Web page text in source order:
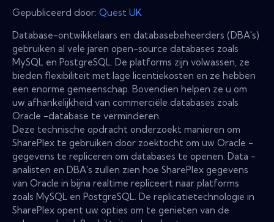
Gepubliceerd door: Quest UK
Database-ontwikkelaars en databasebeheerders (DBA's)
gebruiken al vele jaren open-source databases zoals
MySQL en PostgreSQL. De platforms zijn volwassen, ze
bieden flexibiliteit met lage licentiekosten en ze hebben
een enorme gemeenschap. Bovendien helpen ze u om
uw afhankelijkheid van commerciële databases zoals
Oracle -database te verminderen.
Deze technische opdracht onderzoekt manieren om
SharePlex te gebruiken door zoektocht om uw Oracle -
gegevens te repliceren om databases te openen. Data -
analisten en DBA's zullen zien hoe SharePlex gegevens
van Oracle in bijna realtime repliceert naar platforms
zoals MySQL en PostgreSQL. De replicatietechnologie in
SharePlex opent uw opties om te genieten van de